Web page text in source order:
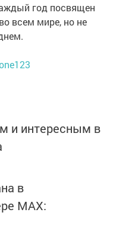
год посвящен
всем мире, но не
и интересным в
в
MАХ: